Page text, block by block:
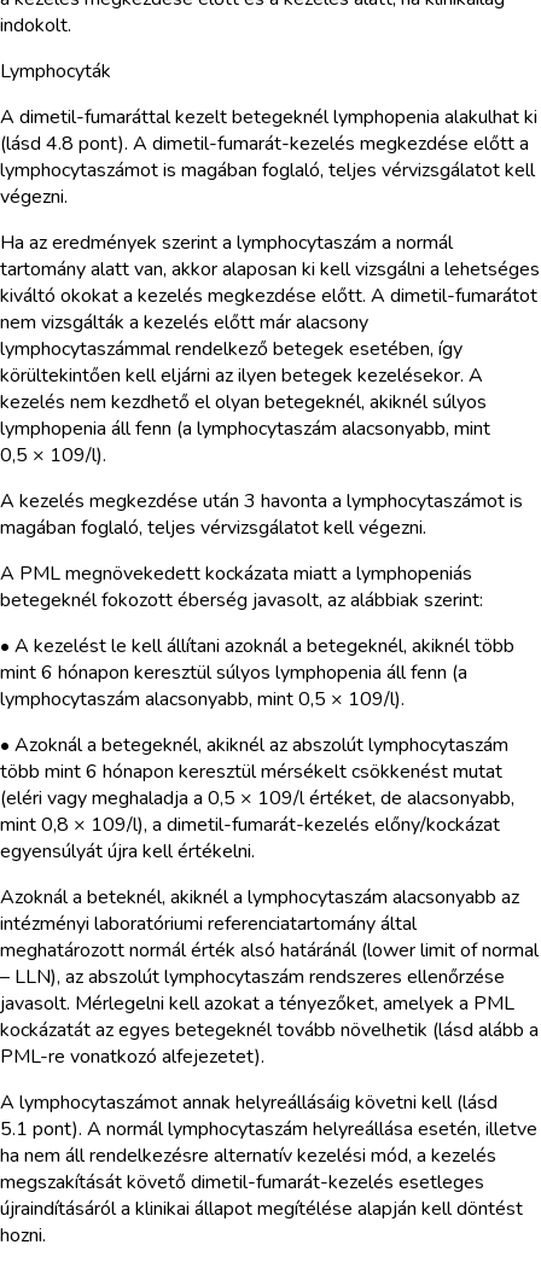
indokolt.
Lymphocyták
A dimetil-fumaráttal kezelt betegeknél lymphopenia alakulhat ki
(lásd 4.8 pont). A dimetil-fumarát-kezelés megkezdése előtt a
lymphocytaszámot is magában foglaló, teljes vérvizsgálatot kell
végezni.
Ha az eredmények szerint a lymphocytaszám a normál
tartomány alatt van, akkor alaposan ki kell vizsgálni a lehetséges
kiváltó okokat a kezelés megkezdése előtt. A dimetil-fumarátot
nem vizsgálták a kezelés előtt már alacsony
lymphocytaszámmal rendelkező betegek esetében, így
körültekintően kell eljárni az ilyen betegek kezelésekor. A
kezelés nem kezdhető el olyan betegeknél, akiknél súlyos
lymphopenia áll fenn (a lymphocytaszám alacsonyabb, mint
0,5 × 109/l).
A kezelés megkezdése után 3 havonta a lymphocytaszámot is
magában foglaló, teljes vérvizsgálatot kell végezni.
A PML megnövekedett kockázata miatt a lymphopeniás
betegeknél fokozott éberség javasolt, az alábbiak szerint:
• A kezelést le kell állítani azoknál a betegeknél, akiknél több
mint 6 hónapon keresztül súlyos lymphopenia áll fenn (a
lymphocytaszám alacsonyabb, mint 0,5 × 109/l).
• Azoknál a betegeknél, akiknél az abszolút lymphocytaszám
több mint 6 hónapon keresztül mérsékelt csökkenést mutat
(eléri vagy meghaladja a 0,5 × 109/l értéket, de alacsonyabb,
mint 0,8 × 109/l), a dimetil-fumarát-kezelés előny/kockázat
egyensúlyát újra kell értékelni.
Azoknál a beteknél, akiknél a lymphocytaszám alacsonyabb az
intézményi laboratóriumi referenciatartomány által
meghatározott normál érték alsó határánál (lower limit of normal
– LLN), az abszolút lymphocytaszám rendszeres ellenőrzése
javasolt. Mérlegelni kell azokat a tényezőket, amelyek a PML
kockázatát az egyes betegeknél tovább növelhetik (lásd alább a
PML-re vonatkozó alfejezetet).
A lymphocytaszámot annak helyreállásáig követni kell (lásd
5.1 pont). A normál lymphocytaszám helyreállása esetén, illetve
ha nem áll rendelkezésre alternatív kezelési mód, a kezelés
megszakítását követő dimetil-fumarát-kezelés esetleges
újraindításáról a klinikai állapot megítélése alapján kell döntést
hozni.